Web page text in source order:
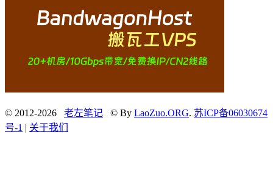
© 2012-2026 老左笔记 © By LaoZuo.ORG. 苏ICP备06030674
号-1 | 关于我们